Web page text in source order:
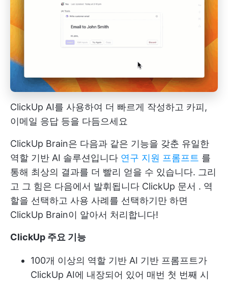
ClickUp AI를 사용하여 더 빠르게 작성하고 카피,
이메일 응답 등을 다듬으세요
ClickUp Brain은 다음과 같은 기능을 갖춘 유일한
역할 기반 AI 솔루션입니다 연구 지원 프롬프트 를
통해 최상의 결과를 더 빨리 얻을 수 있습니다. 그리
고 그 힘은 다음에서 발휘됩니다 ClickUp 문서 . 역
할을 선택하고 사용 사례를 선택하기만 하면
ClickUp Brain이 알아서 처리합니다!
ClickUp 주요 기능
100개 이상의 역할 기반 AI 기반 프롬프트가
ClickUp AI에 내장되어 있어 매번 첫 번째 시